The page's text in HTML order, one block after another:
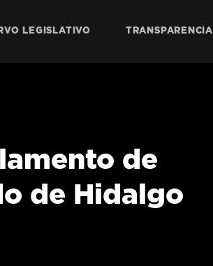
LEGISLATIVO TRANSPARENCIA
de
de Hidalgo